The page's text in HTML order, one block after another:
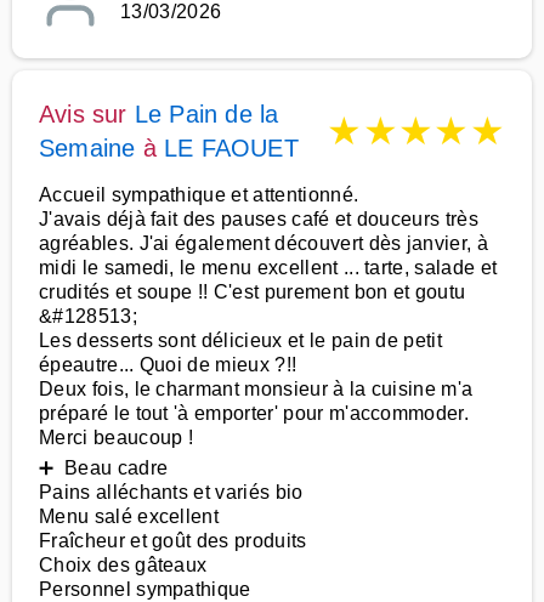
13/03/2026
Avis sur Le Pain de la
Semaine à LE FAOUET ★★★★★
Accueil sympathique et attentionné.
J'avais déjà fait des pauses café et douceurs très
agréables. J'ai également découvert dès janvier, à
midi le samedi, le menu excellent ... tarte, salade et
crudités et soupe !! C'est purement bon et goutu
&#128513;
Les desserts sont délicieux et le pain de petit
épeautre... Quoi de mieux ?!!
Deux fois, le charmant monsieur à la cuisine m'a
préparé le tout 'à emporter' pour m'accommoder.
Merci beaucoup !
➕ Beau cadre
Pains alléchants et variés bio
Menu salé excellent
Fraîcheur et goût des produits
Choix des gâteaux
Personnel sympathique